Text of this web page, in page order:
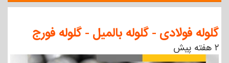
گلوله فولادی - گلوله بالمیل - گلوله فورج
۲ هفته پیش